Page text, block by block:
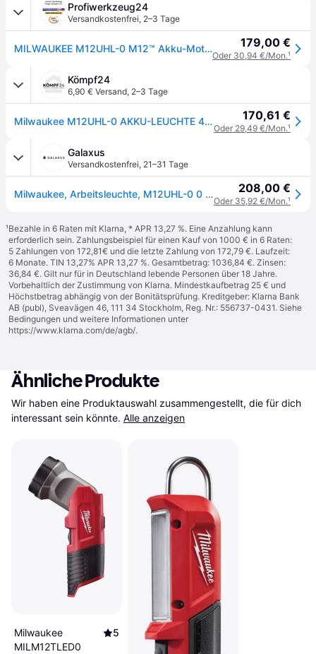
Profiwerkzeug24
Versandkostenfrei, 2–3 Tage
MILWAUKEE M12UHL-0 M12™ Akku-Motorhaubenleuchte 179,00 €
Oder 30,94 €/Mon.¹
Kömpf24
6,90 € Versand, 2–3 Tage
Milwaukee M12UHL-0 AKKU-LEUCHTE 4933459432 170,61 €
Oder 29,49 €/Mon.¹
Galaxus
Versandkostenfrei, 21–31 Tage
Milwaukee, Arbeitsleuchte, M12UHL-0 0 Motorleuchte Handleuchte LED (1350lm) 208,00 €
Oder 35,92 €/Mon.¹
¹Bezahle in 6 Raten mit Klarna, * APR 13,27 %. Eine Anzahlung kann
erforderlich sein. Zahlungsbeispiel für einen Kauf von 1000 € in 6 Raten:
5 Zahlungen von 172,81€ und die letzte Zahlung von 172,79 €. Laufzeit:
6 Monate. TIN 13,27% APR 13,27 %. Gesamtbetrag: 1036,84 €. Zinsen:
36,84 €. Gilt nur für in Deutschland lebende Personen über 18 Jahre.
Vorbehaltlich der Zustimmung von Klarna. Mindestkaufbetrag 25 € und
Höchstbetrag abhängig von der Bonitätsprüfung. Kreditgeber: Klarna Bank
AB (publ), Sveavägen 46, 111 34 Stockholm, Reg. Nr.: 556737-0431. Siehe
Bedingungen und weitere Informationen unter
https://www.klarna.com/de/agb/.
Ähnliche Produkte
Wir haben eine Produktauswahl zusammengestellt, die für dich
interessant sein könnte. Alle anzeigen
Milwaukee
MILM12TLED0
5